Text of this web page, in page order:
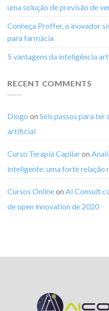
uma solução de previsão de
Conheça Proffer, o inovador
para farmácia
5 vantagens da inteligência
RECENT COMMENTS
Diogo on Seis passos para ter
artificial
Curso Terapia Capilaron
inteligente: uma forte relação
Cursos Onlineon AI Consult
de open innovation de 2020